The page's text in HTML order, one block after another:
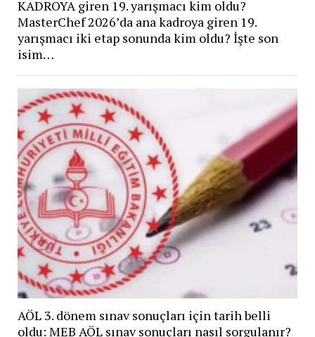
KADROYA giren 19. yarışmacı kim oldu?
MasterChef 2026’da ana kadroya giren 19.
yarışmacı iki etap sonunda kim oldu? İşte son
isim…
AÖL 3. dönem sınav sonuçları için tarih belli
oldu: MEB AÖL sınav sonuçları nasıl sorgulanır?